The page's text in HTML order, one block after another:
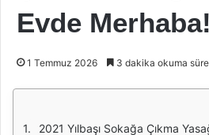
Evde Merhaba!
1 Temmuz 2026 3 dakika okuma
2021 Yılbaşı Sokağa Çıkma